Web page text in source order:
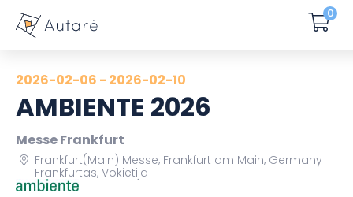
0
2026-02-06 - 2026-02-10
AMBIENTE 2026
Messe Frankfurt
Frankfurt(Main) Messe, Frankfurt am Main, Germany
Frankfurtas, Vokietija